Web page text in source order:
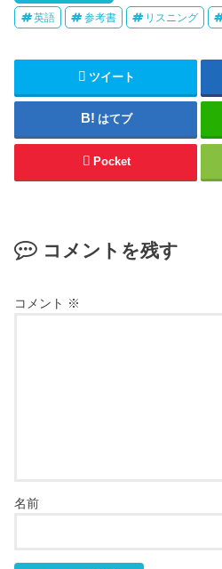
英語 参考書 リスニング
ツイート
はてブ
Pocket
コメントを残す
コメント ※
名前